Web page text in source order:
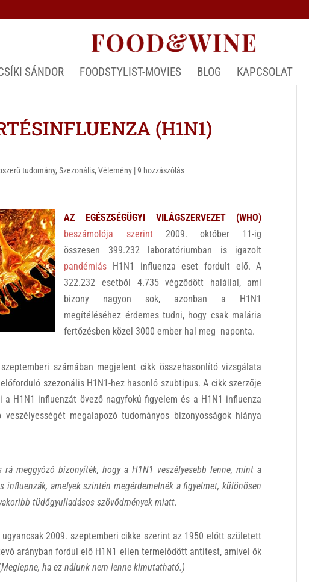
SÁNDOR FOODSTYLIST-MOVIES BLOG KAPCSOLAT
(H1N1)
tudomány,Szezonális,Vélemény |9 hozzászólás
AZ EGÉSZSÉGÜGYI VILÁGSZERVEZET (WHO)
beszámolója szerint 2009. október 11-ig
összesen 399.232 laboratóriumban is igazolt
pandémiás H1N1 influenza eset fordult elő. A
322.232 esetből 4.735 végződött halállal, ami
bizony nagyon sok, azonban a H1N1
megítéléséhez érdemes tudni, hogy csak malária
fertőzésben közel 3000 ember hal meg naponta.
számában megjelent cikk összehasonlító vizsgálata
szezonális H1N1-hez hasonló szubtipus. A cikk szerzője
H1N1 influenzát övező nagyfokú figyelem és a H1N1 influenza
megalapozó tudományos bizonyosságok hiánya
meggyőző bizonyíték, hogy a H1N1 veszélyesebb lenne, mint a
influenzák, amelyek szintén megérdemelnék a figyelmet, különösen
tüdőgyulladásos szövődmények miatt.
ugyancsak 2009. szeptemberi cikke szerint az 1950 előtt született
arányban fordul elő H1N1 ellen termelődött antitest, amivel ők
Meglepne, ha ez nálunk nem lenne kimutatható.)